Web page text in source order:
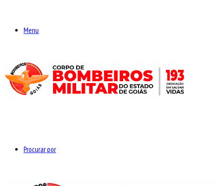
Menu
Procurar por